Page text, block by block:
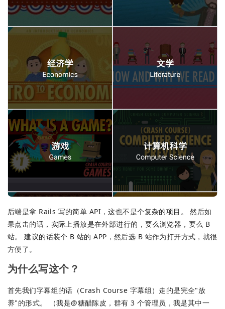
后端是拿 Rails 写的简单 API，这也不是个复杂的项目。 然后如
果点击的话，实际上播放是在外部进行的，要么浏览器，要么 B
站。 建议的话装个 B 站的 APP，然后选 B 站作为打开方式，就很
方便了。
为什么写这个？
首先我们字幕组的话（Crash Course 字幕组）走的是完全"放
养"的形式。 （我是@糖醋陈皮，群有 3 个管理员，我是其中一